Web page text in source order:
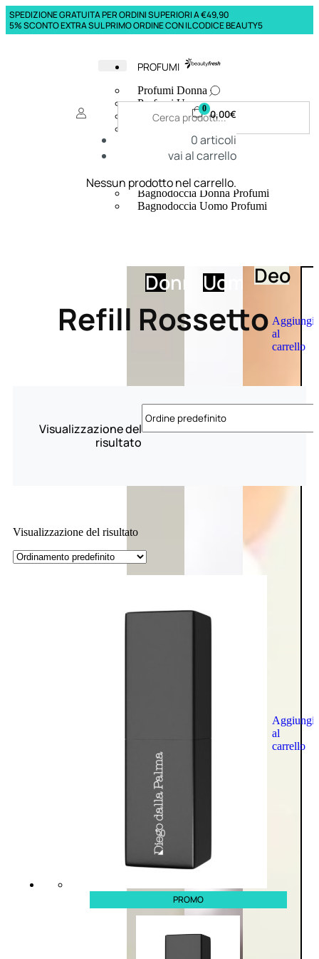
SPEDIZIONE GRATUITA PER ORDINI SUPERIORI A €49,90
5% SCONTO EXTRA SUL PRIMO ORDINE CON IL CODICE BEAUTY5
PROFUMI
Profumi Donna
Profumi Uomo
Deodoranti Donna
Corpo Donna
Corpo Uomo
Creme Mani
Bagnodoccia Donna Profumi
Bagnodoccia Uomo Profumi
DonnaUomoDeo
Aggiungi
al
carrello
Aggiungi
al
carrello
0 0,00€
0articoli
vai al carrello
Nessun prodotto nel carrello.
Refill Rossetto
Visualizzazione del
risultato
Visualizzazione del risultato
PROMO